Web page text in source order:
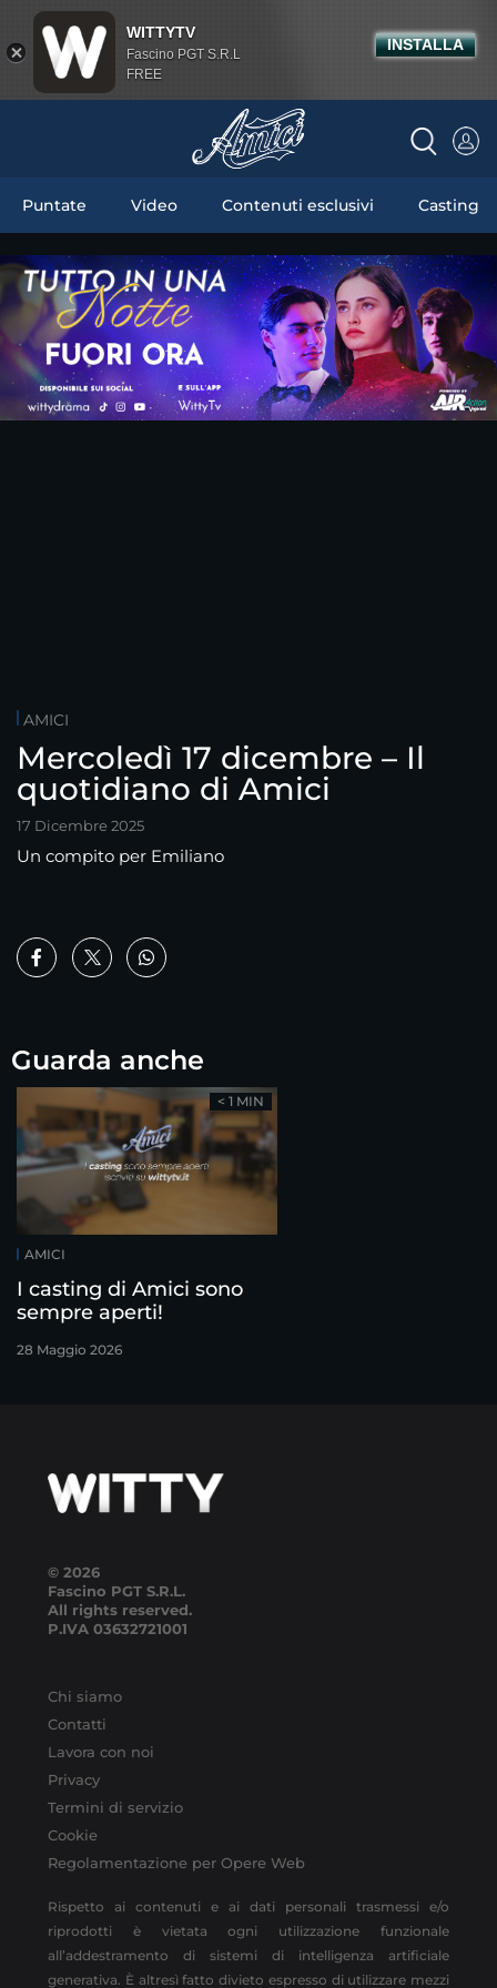
Puntate Video Contenuti esclusivi Casting
AMICI
Mercoledì 17 dicembre – Il
quotidiano di Amici
17 Dicembre 2025
Un compito per Emiliano
Guarda anche
AMICI
I casting di Amici sono
sempre aperti!
28 Maggio 2026
< 1 MIN
© 2026
Fascino PGT S.R.L.
All rights reserved.
P.IVA 03632721001
Chi siamo
Contatti
Lavora con noi
Privacy
Termini di servizio
Cookie
Regolamentazione per Opere Web
Rispetto ai contenuti e ai dati personali trasmessi e/o
riprodotti è vietata ogni utilizzazione funzionale
all’addestramento di sistemi di intelligenza artificiale
generativa. È altresì fatto divieto espresso di utilizzare mezzi
WITTYTV
Fascino PGT S.R.L
FREE
INSTALLA